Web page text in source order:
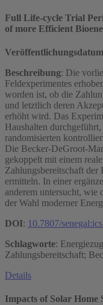
Full Life-cycle Trial
of more Efficient
Veröffentlichungsdatum
Beschreibung: Die
Feldexperimentes
worden ist, ob die
und letztlich deren
erhöht wird. Das
Haushalten
randomisierten
Die Becker-DeGroot-
gekoppelt mit einem
Zahlungsbereitschaft der
ermitteln. In einer
anderem untersucht, wie
der Wahl moderner
DOI: 10.7807/
Schlagworte:
Zahlungsbereitschaft;
Details
Impacts of Solar Home